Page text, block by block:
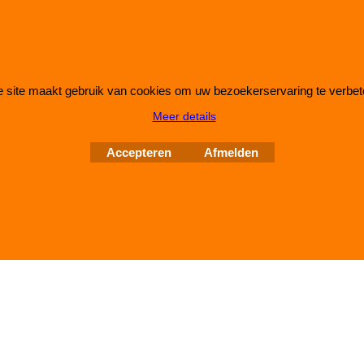
software.
site maakt gebruik van cookies om uw bezoekerservaring te
Meer details
Accepteren Afmelden